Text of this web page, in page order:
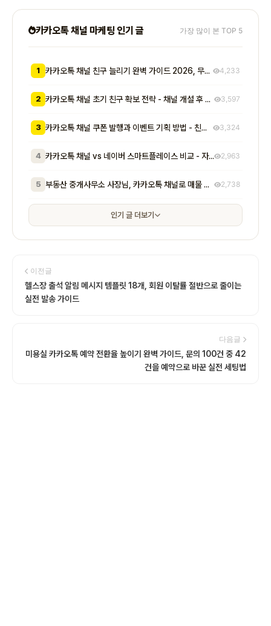
카카오톡 채널 마케팅 인기 글 가장 많이 본 TOP 5
1 카카오톡 채널 친구 늘리기 완벽 가이드 2026, 무료부터 유료까지 7가지 방법 비교 4,233
2 카카오톡 채널 초기 친구 확보 전략 - 채널 개설 후 첫 1000명을 모으는 무료 및 저비용 실전 방법 총정리 3,597
3 카카오톡 채널 쿠폰 발행과 이벤트 기획 방법 - 친구 추가부터 재방문 유도까지 매출로 이어지는 실전 프로모션 전략 3,324
4 카카오톡 채널 vs 네이버 스마트플레이스 비교 - 자영업자가 알아야 할 기능, 비용, 마케팅 효과 차이점 총정리 2,963
5 부동산 중개사무소 사장님, 카카오톡 채널로 매물 문의 응대 시간 절반 줄이고 계약 전환율 높이는 실전 방법 5가지 2,738
인기 글 더보기
이전글
헬스장 출석 알림 메시지 템플릿 18개, 회원 이탈률 절반으로 줄이는
실전 발송 가이드
다음글
미용실 카카오톡 예약 전환율 높이기 완벽 가이드, 문의 100건 중 42
건을 예약으로 바꾼 실전 세팅법